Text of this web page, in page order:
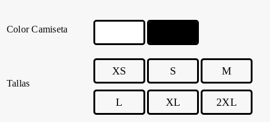
Color Camiseta
Tallas
XS S M
L XL 2XL